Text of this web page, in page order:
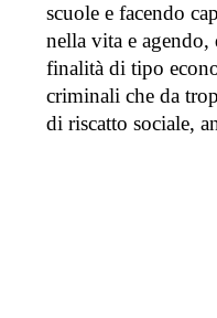
scuole e facendo
nella vita e
finalità di tipo
criminali che da
di riscatto sociale,